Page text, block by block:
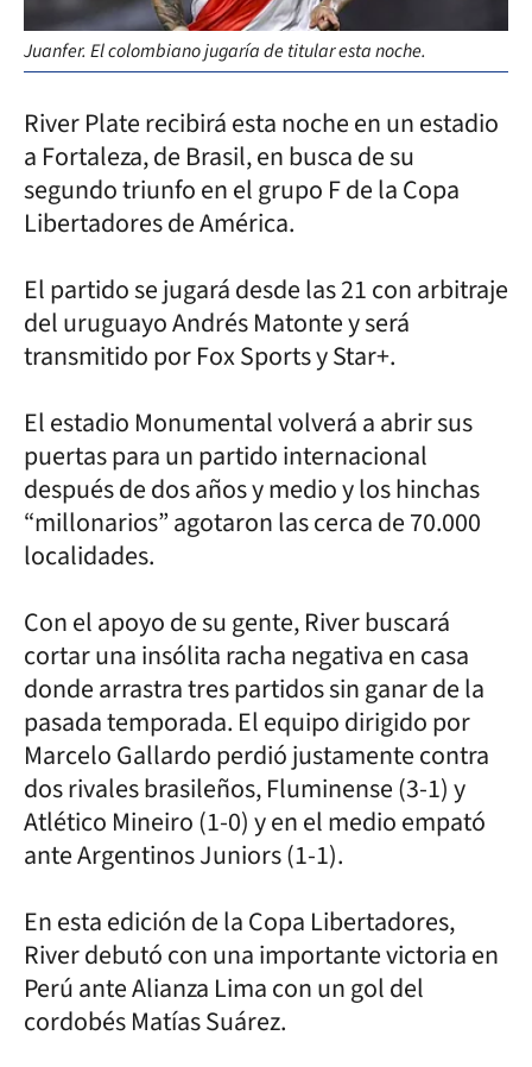
Juanfer. El colombiano jugaría de titular esta noche.
River Plate recibirá esta noche en un estadio
a Fortaleza, de Brasil, en busca de su
segundo triunfo en el grupo F de la Copa
Libertadores de América.
El partido se jugará desde las 21 con arbitraje
del uruguayo Andrés Matonte y será
transmitido por Fox Sports y Star+.
El estadio Monumental volverá a abrir sus
puertas para un partido internacional
después de dos años y medio y los hinchas
“millonarios” agotaron las cerca de 70.000
localidades.
Con el apoyo de su gente, River buscará
cortar una insólita racha negativa en casa
donde arrastra tres partidos sin ganar de la
pasada temporada. El equipo dirigido por
Marcelo Gallardo perdió justamente contra
dos rivales brasileños, Fluminense (3-1) y
Atlético Mineiro (1-0) y en el medio empató
ante Argentinos Juniors (1-1).
En esta edición de la Copa Libertadores,
River debutó con una importante victoria en
Perú ante Alianza Lima con un gol del
cordobés Matías Suárez.